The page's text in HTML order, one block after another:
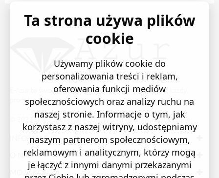
E-Azur to świetne i sprawdzone miejsce na zakupy. W każdy
produkt wkładamy swoją pasję i serce.
© 2023 Sklep Jubilerski AZUR. Wszystkie prawa zastrzeżone
INFORMACJE
O NAS
MOJE KONTO
Ta strona używa plików
cookie
Używamy plików cookie do
personalizowania treści i reklam,
oferowania funkcji mediów
społecznościowych oraz analizy ruchu na
naszej stronie. Informacje o tym, jak
korzystasz z naszej witryny, udostępniamy
naszym partnerom społecznościowym,
reklamowym i analitycznym, którzy mogą
je łączyć z innymi danymi przekazanymi